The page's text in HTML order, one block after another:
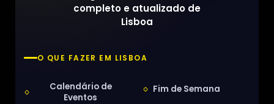
completo e atualizado de
Lisboa
O QUE FAZER EM LISBOA
Calendário de
Eventos
Fim de Semana